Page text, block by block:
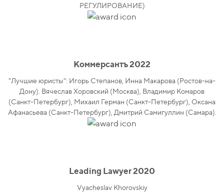
РЕГУЛИРОВАНИЕ)
Коммерсантъ 2022
"Лучшие юристы": Игорь Степанов, Инна Макарова (Ростов-на-
Дону). Вячеслав Хоровский (Москва), Владимир Комаров
(Санкт-Петербург), Михаил Герман (Санкт-Петербург), Оксана
Афанасьева (Санкт-Петербург), Дмитрий Самигуллин (Самара).
Leading Lawyer 2020
Vyacheslav Khorovskiy